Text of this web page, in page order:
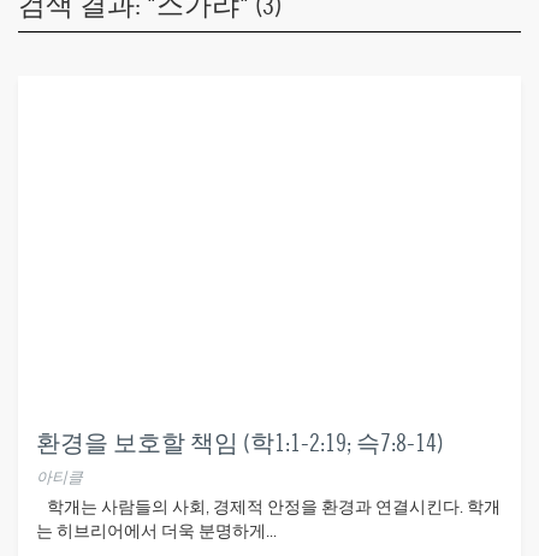
환경을 보호할 책임 (학1:1-2:19; 슥7:8-14)
아티클
학개는 사람들의 사회, 경제적 안정을 환경과 연결시킨다. 학개
는 히브리어에서 더욱 분명하게...